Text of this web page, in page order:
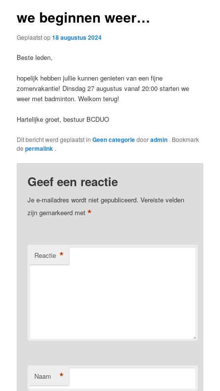
we beginnen weer…
Geplaatst op18 augustus 2024
Beste leden,
hopelijk hebben jullie kunnen genieten van een fijne
zomervakantie! Dinsdag 27 augustus vanaf 20:00 starten we
weer met badminton. Welkom terug!
Hartelijke groet, bestuur BCDUO
Dit bericht werd geplaatst inGeen categoriedooradmin . Bookmark
depermalink .
Geef een reactie
Je e-mailadres wordt niet gepubliceerd. Vereiste velden
zijn gemarkeerd met*
Reactie *
Naam *